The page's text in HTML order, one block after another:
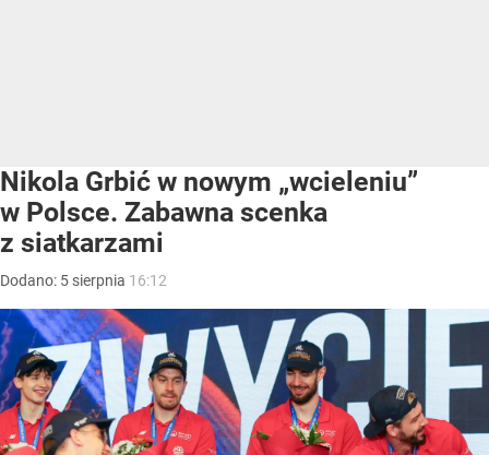
Nikola Grbić w nowym „wcieleniu”
w Polsce. Zabawna scenka
z siatkarzami
Dodano: 5 sierpnia 16:12